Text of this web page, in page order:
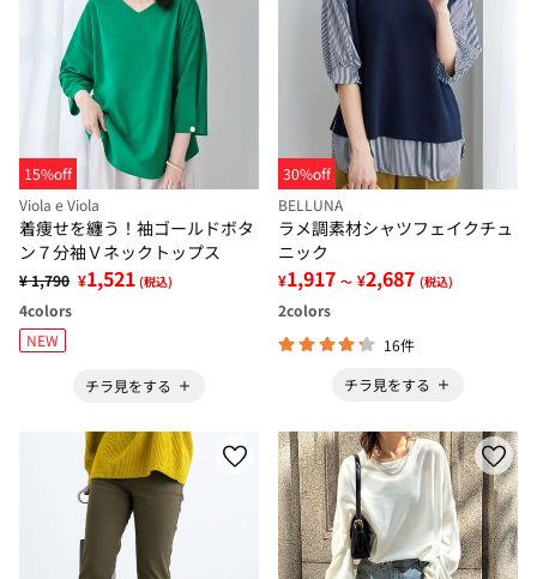
15%off
Viola e Viola
着痩せを纏う！袖ゴールドボタ
ン７分袖Ｖネックトップス
¥ 1,790 ¥1,521 (税込)
4colors
NEW
チラ見をする
30%off
BELLUNA
ラメ調素材シャツフェイクチュ
ニック
¥1,917 ～ ¥2,687 (税込)
2colors
16件
チラ見をする